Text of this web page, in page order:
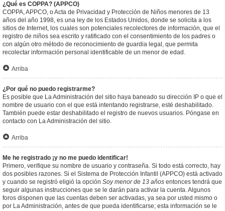
¿Qué es COPPA? (APPCO)
COPPA, APPCO, o Acta de Privacidad y Protección de Niños menores de 13
años del año 1998, es una ley de los Estados Unidos, donde se solicita a los
sitios de Internet, los cuales son potenciales recolectores de información, que el
registro de niños sea escrito y ratificado con el consentimiento de los padres o
con algún otro método de reconocimiento de guardia legal, que permita
recolectar información personal identificable de un menor de edad.
Arriba
¿Por qué no puedo registrarme?
Es posible que La Administración del sitio haya baneado su dirección IP o que el
nombre de usuario con el que está intentando registrarse, esté deshabilitado.
También puede estar deshabilitado el registro de nuevos usuarios. Póngase en
contacto con La Administración del sitio.
Arriba
Me he registrado ¡y no me puedo identificar!
Primero, verifique su nombre de usuario y contraseña. Si todo está correcto, hay
dos posibles razones. Si el Sistema de Protección Infantil (APPCO) está activado
y cuando se registró eligió la opción Soy menor de 13 años entonces tendrá que
seguir algunas instrucciones que se le darán para activar la cuenta. Algunos
foros disponen que las cuentas deben ser activadas, ya sea por usted mismo o
por La Administración, antes de que pueda identificarse; esta información se le